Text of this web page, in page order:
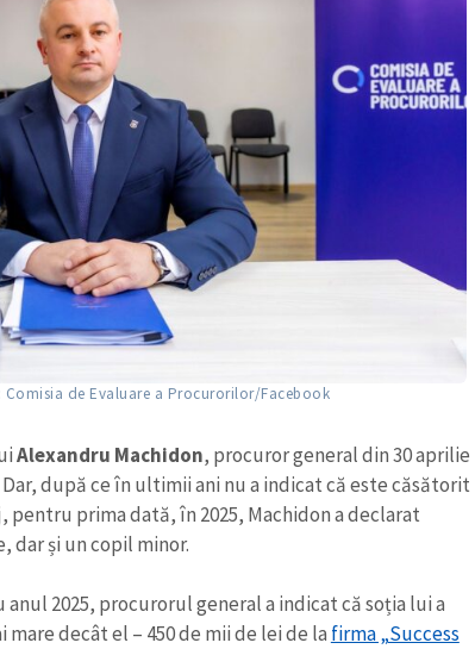
Comisia de Evaluare a Procurorilor/Facebook
Alexandru Machidon, procuror general din 30 aprilie
după ce în ultimii ani nu a indicat că este căsătorit
pentru prima dată, în 2025, Machidon a declarat
dar și un copil minor.
2025, procurorul general a indicat că soția lui a
decât el – 450 de mii de lei de la firma „Success
+ Încarcă imagine
+ Link media
știrei + Mesajul știrei